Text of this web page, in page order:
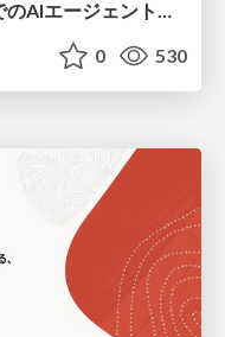
Atlassian Cloudサポート業務でのAIエージェント活用事例
0 530